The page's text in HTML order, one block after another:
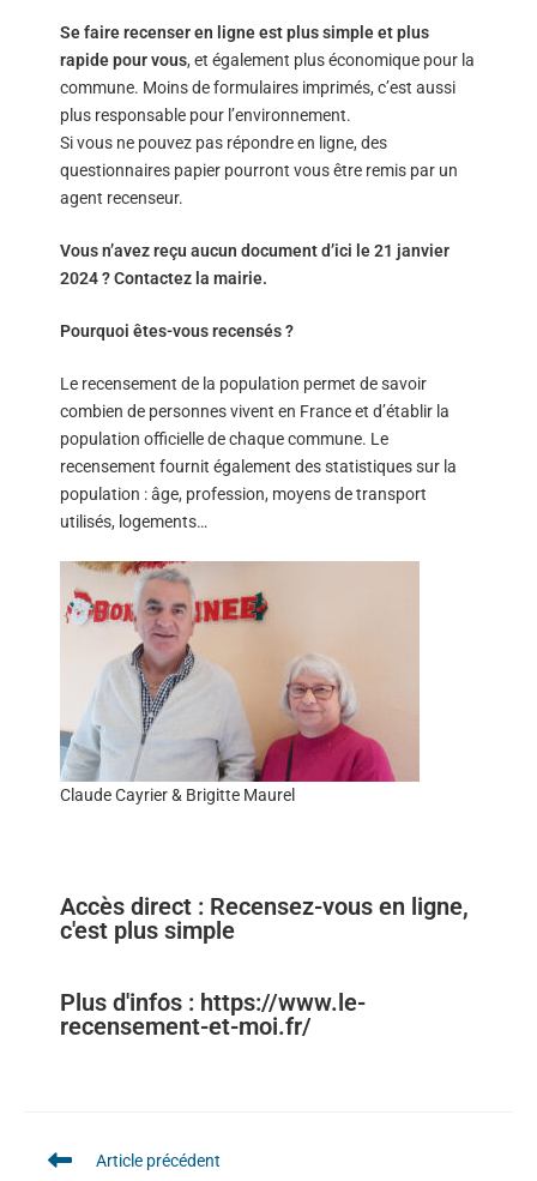
Se faire recenser en ligne est plus simple et plus
rapide pour vous, et également plus économique pour la
commune. Moins de formulaires imprimés, c’est aussi
plus responsable pour l’environnement.
Si vous ne pouvez pas répondre en ligne, des
questionnaires papier pourront vous être remis par un
agent recenseur.
Vous n’avez reçu aucun document d’ici le 21 janvier
2024 ? Contactez la mairie.
Pourquoi êtes-vous recensés ?
Le recensement de la population permet de savoir
combien de personnes vivent en France et d’établir la
population officielle de chaque commune. Le
recensement fournit également des statistiques sur la
population : âge, profession, moyens de transport
utilisés, logements…
Claude Cayrier & Brigitte Maurel
Accès direct : Recensez-vous en ligne,
c'est plus simple
Plus d'infos : https://www.le-
recensement-et-moi.fr/
Article précédent